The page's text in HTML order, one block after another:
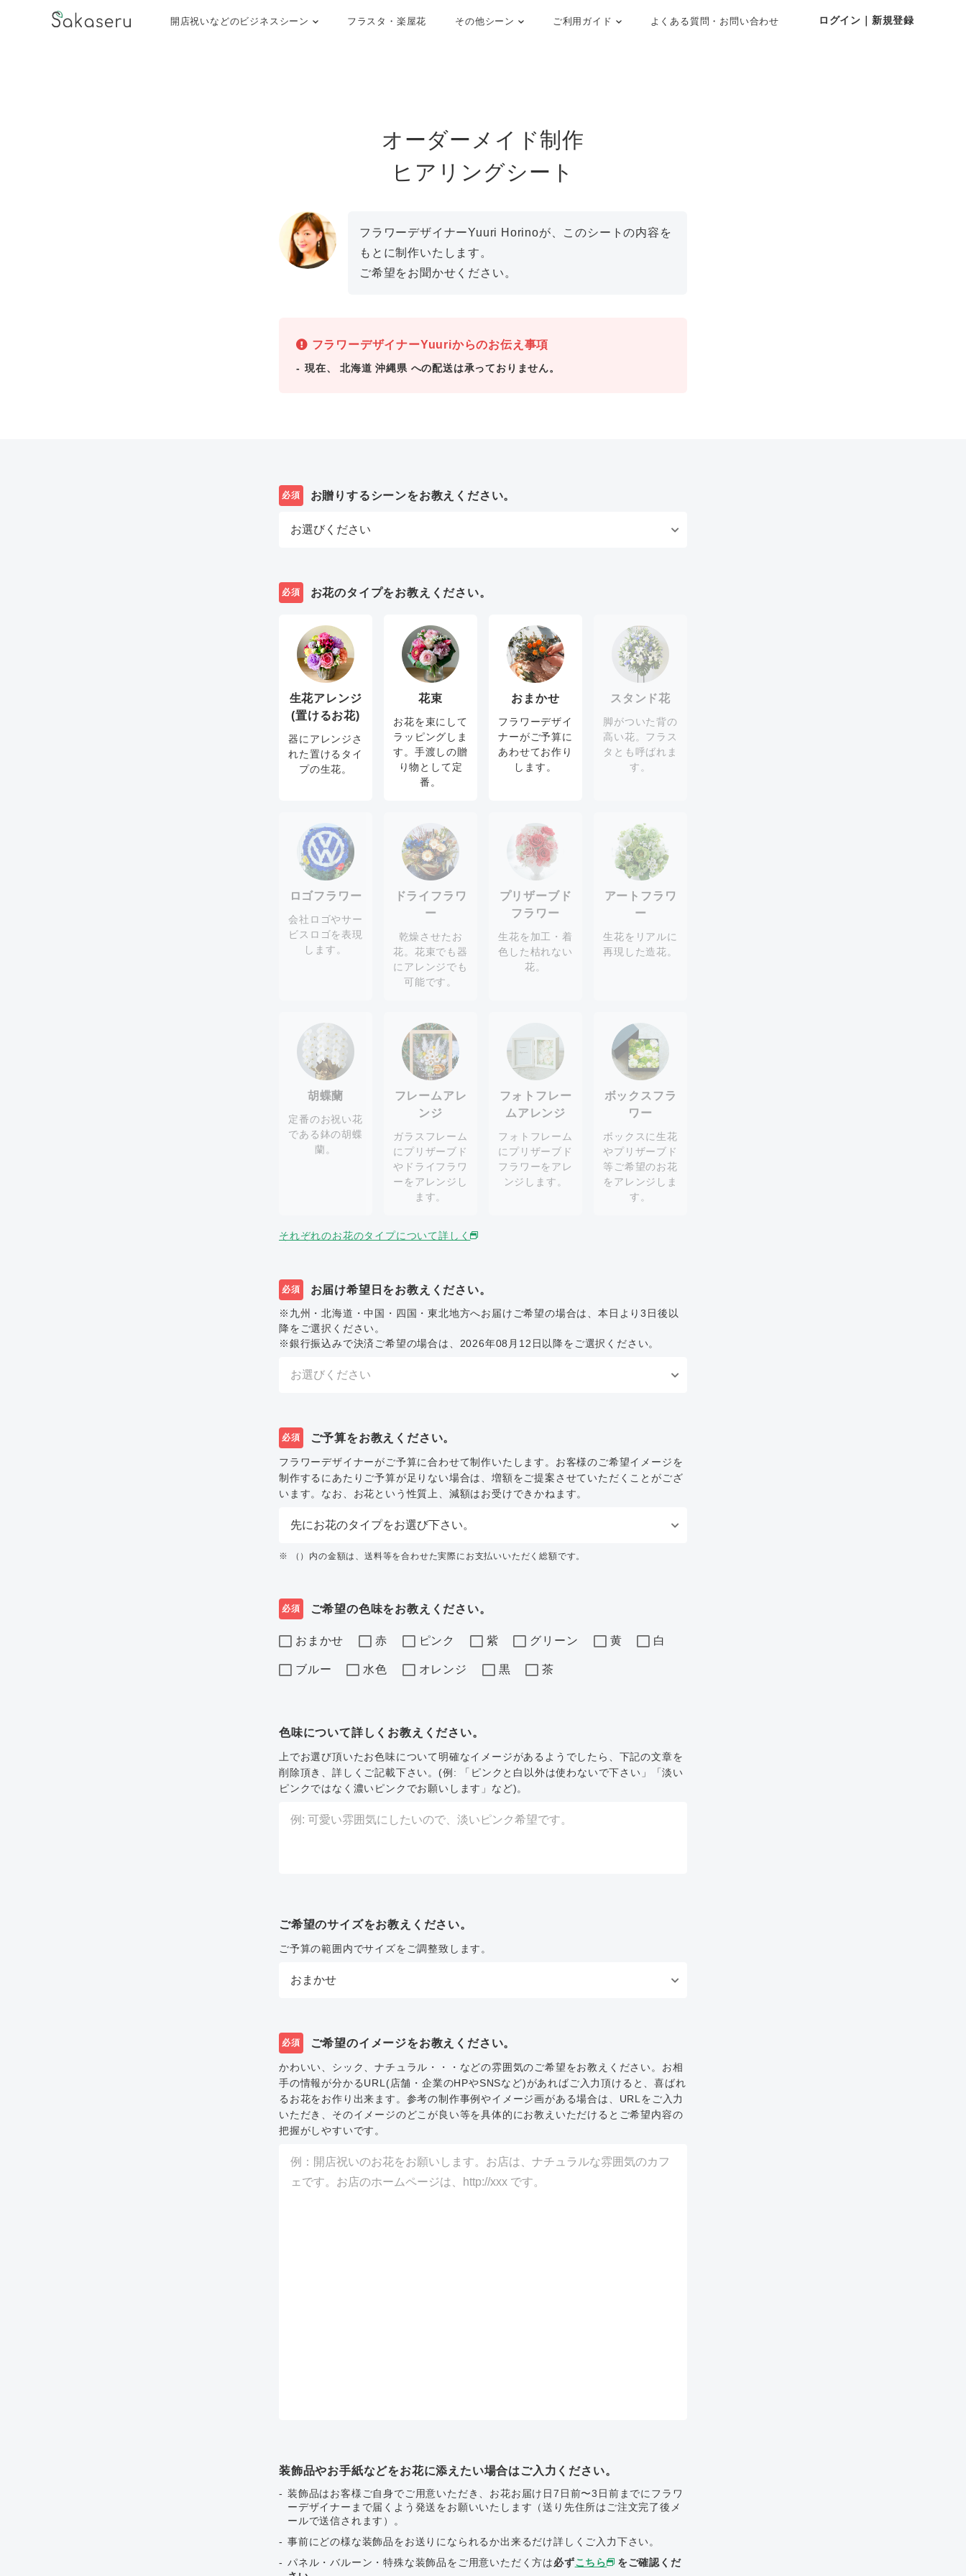
開店祝いなどのビジネスシーン フラスタ・楽屋花 その他シーン ご利用ガイド よくある質問・お問い合わせ ログイン｜新規登録
オーダーメイド制作
ヒアリングシート
フラワーデザイナーYuuri Horinoが、このシートの内容を
もとに制作いたします。
ご希望をお聞かせください。
フラワーデザイナーYuuriからのお伝え事項
現在、 北海道 沖縄県 への配送は承っておりません。
必須 お贈りするシーンをお教えください。
必須 お花のタイプをお教えください。
生花アレンジ
(置けるお花)
器にアレンジさ
れた置けるタイ
プの生花。
花束
お花を束にして
ラッピングしま
す。手渡しの贈
り物として定
番。
おまかせ
フラワーデザイ
ナーがご予算に
あわせてお作り
します。
スタンド花
脚がついた背の
高い花。フラス
タとも呼ばれま
す。
ロゴフラワー
会社ロゴやサー
ビスロゴを表現
します。
ドライフラワ
ー
乾燥させたお
花。花束でも器
にアレンジでも
可能です。
プリザーブド
フラワー
生花を加工・着
色した枯れない
花。
アートフラワ
ー
生花をリアルに
再現した造花。
胡蝶蘭
定番のお祝い花
である鉢の胡蝶
蘭。
フレームアレ
ンジ
ガラスフレーム
にプリザーブド
やドライフラワ
ーをアレンジし
ます。
フォトフレー
ムアレンジ
フォトフレーム
にプリザーブド
フラワーをアレ
ンジします。
ボックスフラ
ワー
ボックスに生花
やプリザーブド
等ご希望のお花
をアレンジしま
す。
それぞれのお花のタイプについて詳しく
必須 お届け希望日をお教えください。
※九州・北海道・中国・四国・東北地方へお届けご希望の場合は、本日より3日後以
降をご選択ください。
※銀行振込みで決済ご希望の場合は、2026年08月12日以降をご選択ください。
必須 ご予算をお教えください。
フラワーデザイナーがご予算に合わせて制作いたします。お客様のご希望イメージを
制作するにあたりご予算が足りない場合は、増額をご提案させていただくことがござ
います。なお、お花という性質上、減額はお受けできかねます。
※ （）内の金額は、送料等を合わせた実際にお支払いいただく総額です。
必須 ご希望の色味をお教えください。
おまかせ 赤 ピンク 紫 グリーン 黄 白
ブルー 水色 オレンジ 黒 茶
色味について詳しくお教えください。
上でお選び頂いたお色味について明確なイメージがあるようでしたら、下記の文章を
削除頂き、詳しくご記載下さい。(例: 「ピンクと白以外は使わないで下さい」「淡い
ピンクではなく濃いピンクでお願いします」など)。
ご希望のサイズをお教えください。
ご予算の範囲内でサイズをご調整致します。
必須 ご希望のイメージをお教えください。
かわいい、シック、ナチュラル・・・などの雰囲気のご希望をお教えください。お相
手の情報が分かるURL(店舗・企業のHPやSNSなど)があればご入力頂けると、喜ばれ
るお花をお作り出来ます。参考の制作事例やイメージ画がある場合は、URLをご入力
いただき、そのイメージのどこが良い等を具体的にお教えいただけるとご希望内容の
把握がしやすいです。
装飾品やお手紙などをお花に添えたい場合はご入力ください。
装飾品はお客様ご自身でご用意いただき、お花お届け日7日前〜3日前までにフラワ
ーデザイナーまで届くよう発送をお願いいたします（送り先住所はご注文完了後メ
ールで送信されます）。
事前にどの様な装飾品をお送りになられるか出来るだけ詳しくご入力下さい。
パネル・バルーン・特殊な装飾品をご用意いただく方は必ずこちら
をご確認くだ